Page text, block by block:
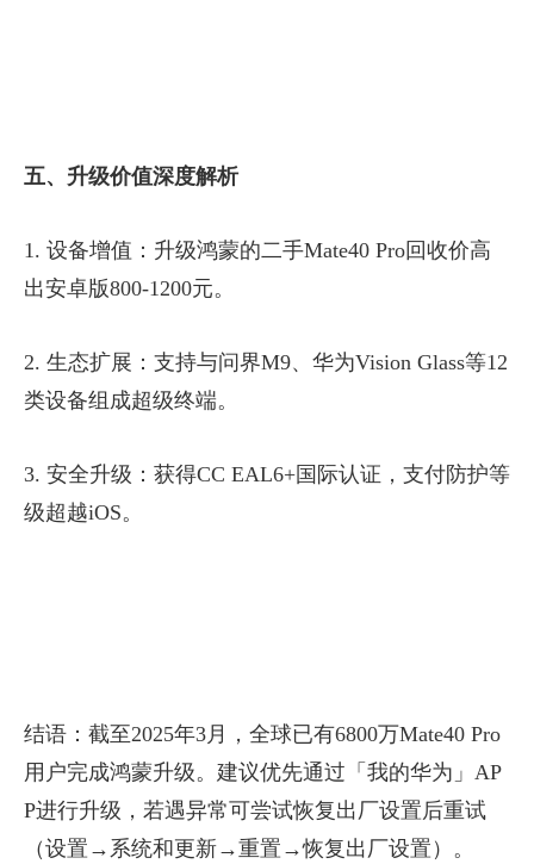
五、升级价值深度解析
1. 设备增值：升级鸿蒙的二手Mate40 Pro回收价高
出安卓版800-1200元。
2. 生态扩展：支持与问界M9、华为Vision Glass等12
类设备组成超级终端。
3. 安全升级：获得CC EAL6+国际认证，支付防护等
级超越iOS。
结语：截至2025年3月，全球已有6800万Mate40 Pro
用户完成鸿蒙升级。建议优先通过「我的华为」AP
P进行升级，若遇异常可尝试恢复出厂设置后重试
（设置→系统和更新→重置→恢复出厂设置）。